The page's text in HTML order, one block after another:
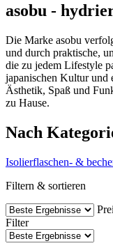
asobu -
Die Marke asobu
und durch praktische,
die zu jedem Lifestyle
japanischen Kultur und
Ästhetik, Spaß und
zu Hause.
Nach
Isolierflaschen- &
Filtern & sortieren
Filter